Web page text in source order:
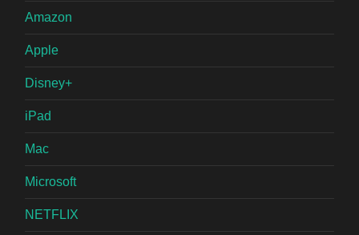
Amazon
Apple
Disney+
iPad
Mac
Microsoft
NETFLIX